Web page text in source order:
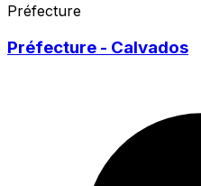
Préfecture
Préfecture - Calvados